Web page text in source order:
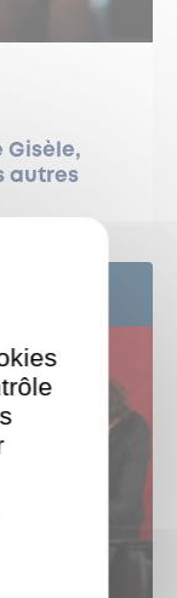
Gisèle,
autres